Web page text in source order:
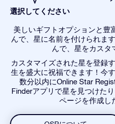
選択してください
美しいギフトオプションと豊
んで、星に名前を付けられま
んで、星をカスタ
カスタマイズされた星を登録
生を盛大に祝福できます！今
数分以内にOnline Star
Finderアプリで星を見つけた
ページを作成し